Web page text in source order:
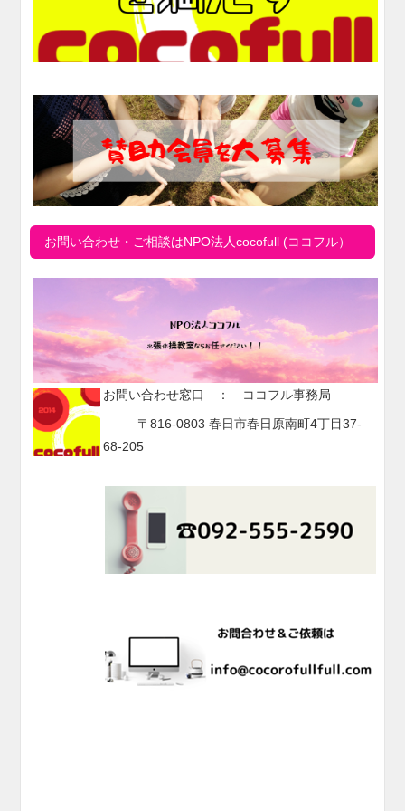
お問い合わせ・ご相談はNPO法人cocofull (ココフル）
お問い合わせ窓口 ： ココフル事務局
〒816-0803 春日市春日原南町4丁目37-
68-205